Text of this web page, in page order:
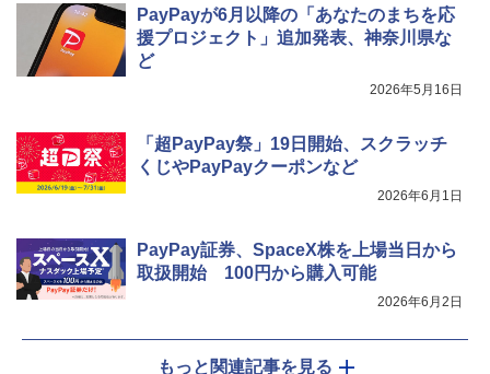
PayPayが6月以降の「あなたのまちを応
援プロジェクト」追加発表、神奈川県な
ど
2026年5月16日
「超PayPay祭」19日開始、スクラッチ
くじやPayPayクーポンなど
2026年6月1日
PayPay証券、SpaceX株を上場当日から
取扱開始 100円から購入可能
2026年6月2日
もっと関連記事を見る